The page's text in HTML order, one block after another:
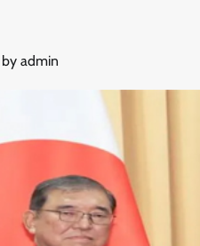
by admin